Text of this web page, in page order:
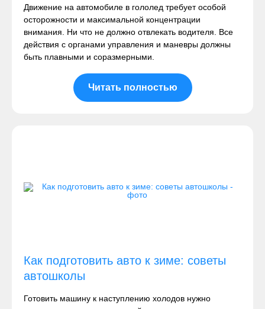
Движение на автомобиле в гололед требует особой
осторожности и максимальной концентрации
внимания. Ни что не должно отвлекать водителя. Все
действия с органами управления и маневры должны
быть плавными и соразмерными.
Читать полностью
Как подготовить авто к зиме: советы
автошколы
Готовить машину к наступлению холодов нужно